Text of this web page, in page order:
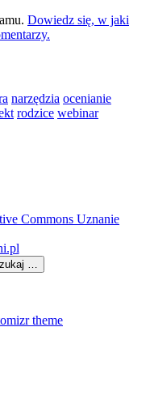
Dowiedz się, w jaki
narzędzia ocenianie
rodzice webinar
Commons Uznanie
…
theme